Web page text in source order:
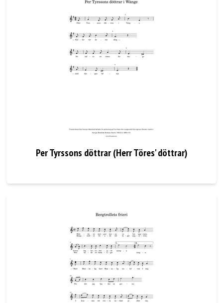
Per Tyrssons döttrar (Herr Töres' döttrar)